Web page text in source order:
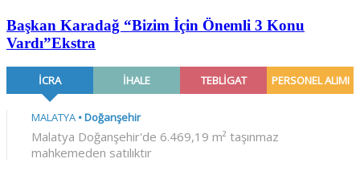
Başkan Karadağ “Bizim İçin Önemli 3 Konu
Vardı”Ekstra